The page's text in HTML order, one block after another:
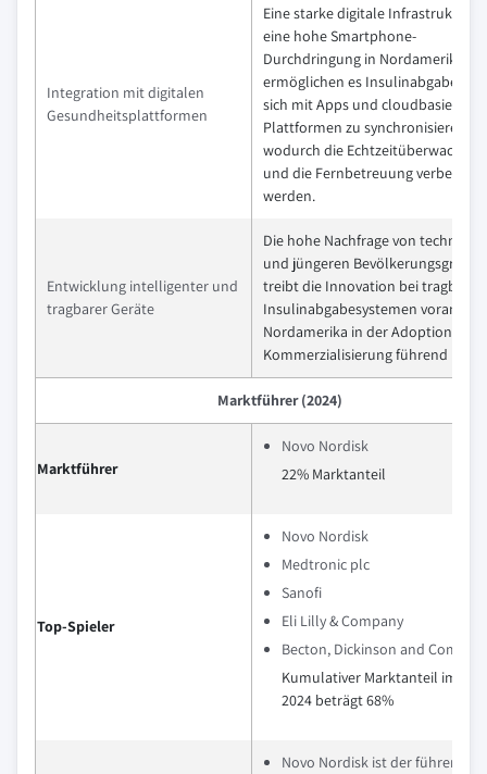
Integration mit digitalen
Gesundheitsplattformen
Eine starke digitale Infrastruktur
eine hohe Smartphone-
Durchdringung in Nordamerika
ermöglichen es
sich mit Apps und cloudbasierten
Plattformen zu synchronisieren,
wodurch die Echtzeitüberwachung
und die Fernbetreuung verbessert
werden.
Entwicklung intelligenter und
tragbarer Geräte
Die hohe Nachfrage von
und jüngeren
treibt die Innovation bei tragbaren
Insulinabgabesystemen voran,
Nordamerika in der Adoption und
Kommerzialisierung führend ist.
Marktführer (2024)
Marktführer
Novo Nordisk
22% Marktanteil
Top-Spieler
Novo Nordisk
Medtronic plc
Sanofi
Eli Lilly & Company
Becton, Dickinson and
Kumulativer Marktanteil im
2024 beträgt 68%
Novo Nordisk ist der führende